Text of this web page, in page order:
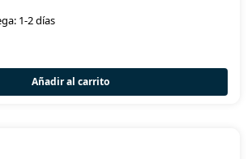
1-2 días
Añadir al carrito